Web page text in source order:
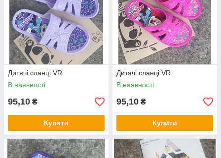
Дитячі сланці VR
В наявності
95,10 ₴
Купити
Дитячі сланці VR
В наявності
95,10 ₴
Купити